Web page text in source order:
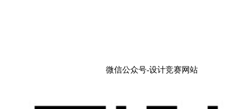
微信公众号-设计竞赛网站